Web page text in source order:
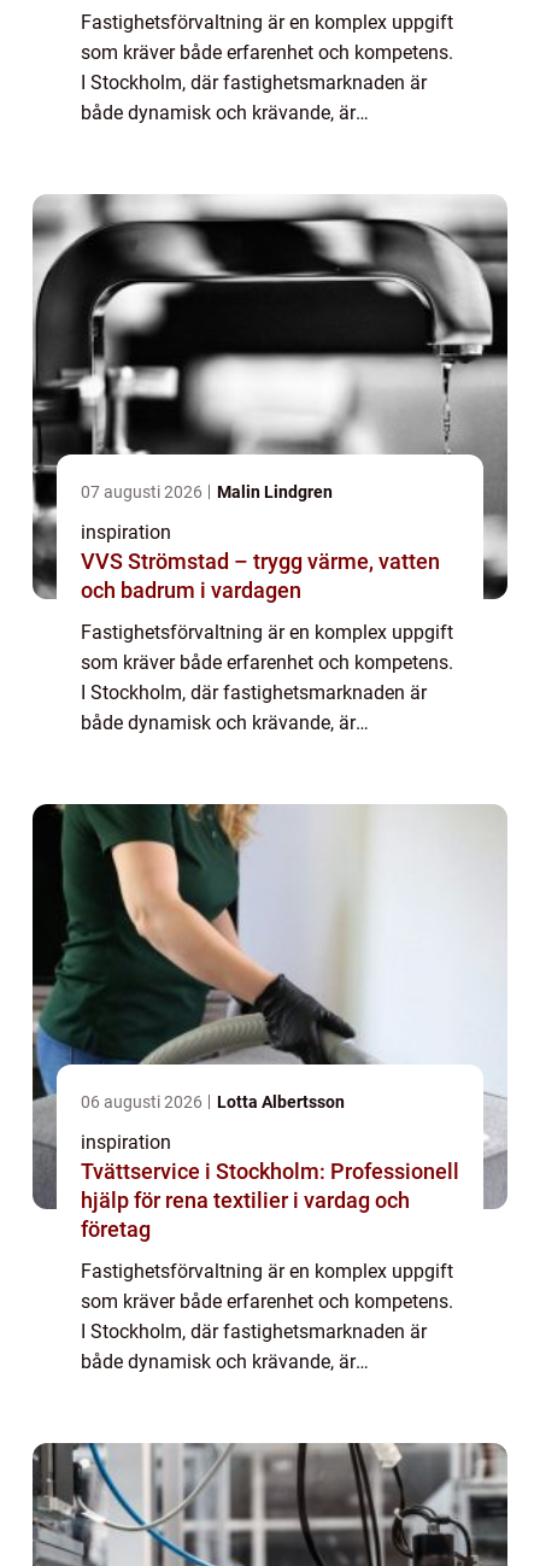
Fastighetsförvaltning är en komplex uppgift
som kräver både erfarenhet och kompetens.
I Stockholm, där fastighetsmarknaden är
både dynamisk och krävande, är
07 augusti 2026 Malin Lindgren
inspiration
VVS Strömstad – trygg värme, vatten
och badrum i vardagen
Fastighetsförvaltning är en komplex uppgift
som kräver både erfarenhet och kompetens.
I Stockholm, där fastighetsmarknaden är
både dynamisk och krävande, är
06 augusti 2026 Lotta Albertsson
inspiration
Tvättservice i Stockholm: Professionell
hjälp för rena textilier i vardag och
företag
Fastighetsförvaltning är en komplex uppgift
som kräver både erfarenhet och kompetens.
I Stockholm, där fastighetsmarknaden är
både dynamisk och krävande, är